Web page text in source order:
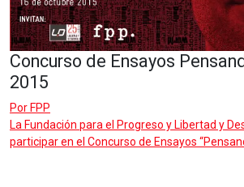
Concurso de Ensayos
2015
Por FPP
La Fundación para el Progreso y Libertad y
participar en el Concurso de Ensayos